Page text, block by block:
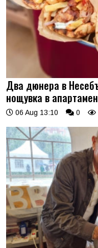
Два дюнера в
нощувка в
06 Aug 13:10 0